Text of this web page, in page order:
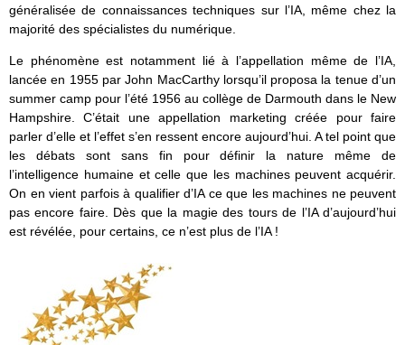
généralisée de connaissances techniques sur l’IA, même chez la
majorité des spécialistes du numérique.
Le phénomène est notamment lié à l’appellation même de l’IA,
lancée en 1955 par John MacCarthy lorsqu’il proposa la tenue d’un
summer camp pour l’été 1956 au collège de Darmouth dans le New
Hampshire. C’était une appellation marketing créée pour faire
parler d’elle et l’effet s’en ressent encore aujourd’hui. A tel point que
les débats sont sans fin pour définir la nature même de
l’intelligence humaine et celle que les machines peuvent acquérir.
On en vient parfois à qualifier d’IA ce que les machines ne peuvent
pas encore faire. Dès que la magie des tours de l’IA d’aujourd’hui
est révélée, pour certains, ce n’est plus de l’IA !